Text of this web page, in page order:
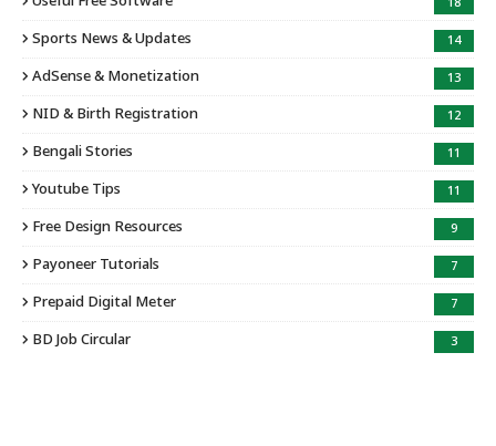
Sports News & Updates 14
AdSense & Monetization 13
NID & Birth Registration 12
Bengali Stories 11
Youtube Tips 11
Free Design Resources 9
Payoneer Tutorials 7
Prepaid Digital Meter 7
BD Job Circular 3